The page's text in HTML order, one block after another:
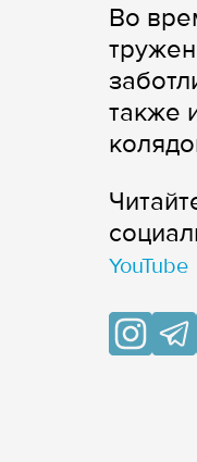
Во
также
YouTube